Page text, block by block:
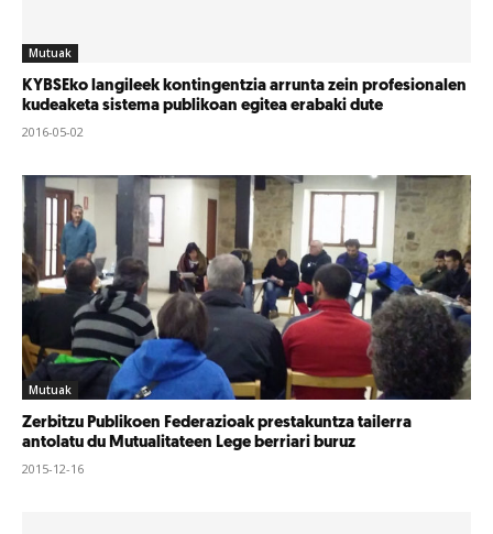
Mutuak
KYBSEko langileek kontingentzia arrunta zein profesionalen
kudeaketa sistema publikoan egitea erabaki dute
2016-05-02
Mutuak
Zerbitzu Publikoen Federazioak prestakuntza tailerra
antolatu du Mutualitateen Lege berriari buruz
2015-12-16